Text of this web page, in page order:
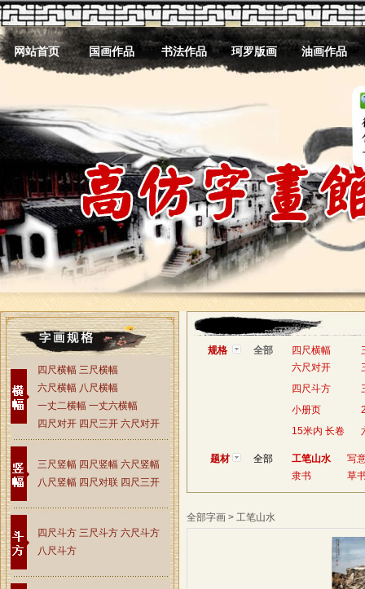
网站首页 国画作品 书法作品 珂罗版画 油画作品
四尺横幅 三尺横幅
六尺横幅 八尺横幅
一丈二横幅 一丈六横幅
四尺对开 四尺三开 六尺对开
三尺竖幅 四尺竖幅 六尺竖幅
八尺竖幅 四尺对联 四尺三开
四尺斗方 三尺斗方 六尺斗方
八尺斗方
规格 全部 四尺横幅
六尺对开
四尺斗方
小册页
15米内 长卷
题材 全部 工笔山水
写
隶书
草
全部字画 > 工笔山水